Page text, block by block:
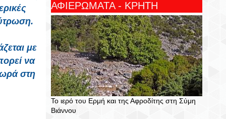
με
να
στη
ΑΦΙΕΡΩΜΑΤΑ - ΚΡΗΤΗ
Το ιερό του Ερμή και της Αφροδίτης στη Σύμη
Βιάννου